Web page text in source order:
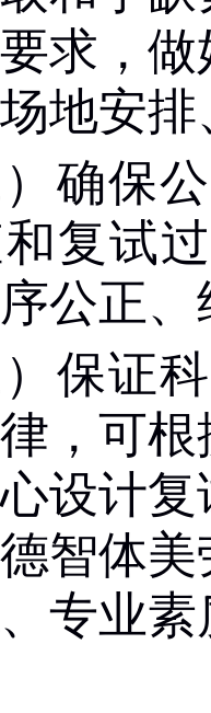
求，
地安
）确保
复试
公正
）保证
，可
设计
智体
专业